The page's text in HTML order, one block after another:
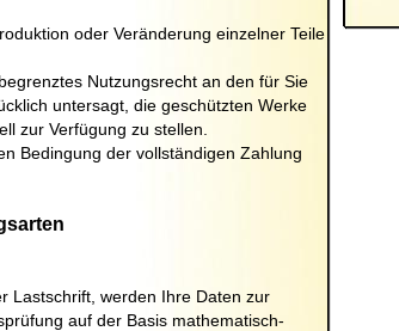
oder Veränderung einzelner Teile
Nutzungsrecht an den für Sie
untersagt, die geschützten Werke
zur Verfügung zu stellen.
Bedingung der vollständigen Zahlung
Lastschrift, werden Ihre Daten zur
auf der Basis mathematisch-